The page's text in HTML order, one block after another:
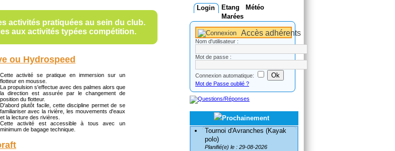
activités pratiquées au sein du club.
aux activités typées compétition.
ou Hydrospeed
Cette activité se pratique en immersion sur un
flotteur en mousse.
La propulsion s'effectue avec des palmes alors que
la direction est assurée par le changement de
position du flotteur.
D'abord plutôt facile, cette discipline permet de se
familiariser avec la rivière, les mouvements d'eaux
et la lecture des rivières.
Cette activité est accessible à tous avec un
minimum de bagage technique.
Login Etang
Météo
Marées
Accès adhérents
Nom d'utilisateur :
Mot de passe :
Connexion automatique:
Mot de Passe oublié ?
Tournoi d'Avranches (Kayak
polo)
Planifié(e) le : 29-08-2026